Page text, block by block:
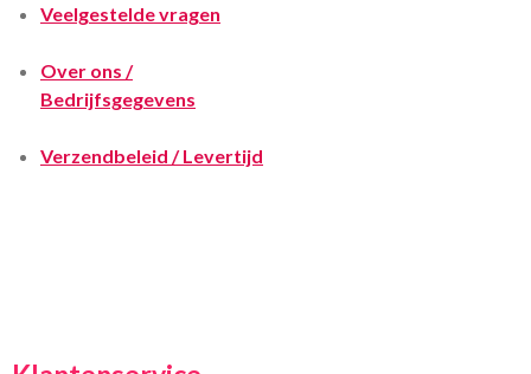
Veelgestelde vragen
Over ons /
Bedrijfsgegevens
Verzendbeleid / Levertijd